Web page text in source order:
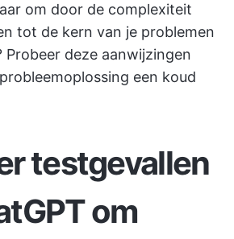
om door de complexiteit
tot de kern van je problemen
deze aanwijzingen
een koud
testgevallen
om